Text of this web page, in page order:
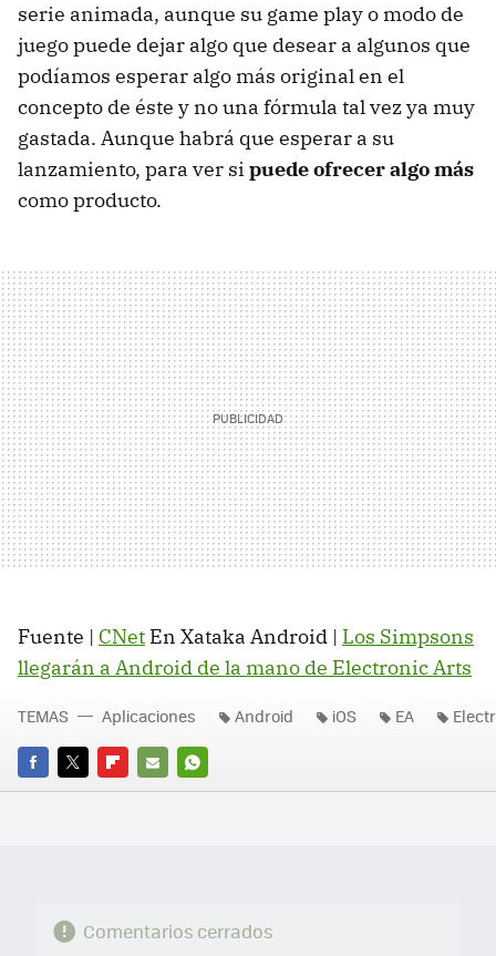
serie animada, aunque su game play o modo de
juego puede dejar algo que desear a algunos que
podíamos esperar algo más original en el
concepto de éste y no una fórmula tal vez ya muy
gastada. Aunque habrá que esperar a su
lanzamiento, para ver si puede ofrecer algo más
como producto.
Fuente | CNet En Xataka Android | Los Simpsons
llegarán a Android de la mano de Electronic Arts
FACEBOOK
TWITTERFLIPBOARD
E-
WHATSAPP
TEMAS Aplicaciones Android iOS EA
Comentarios cerrados